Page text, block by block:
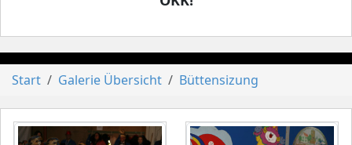
Start Galerie Übersicht Büttensizung